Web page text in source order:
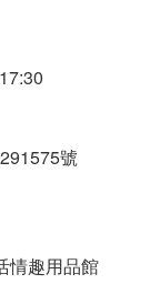
號
情趣用品館